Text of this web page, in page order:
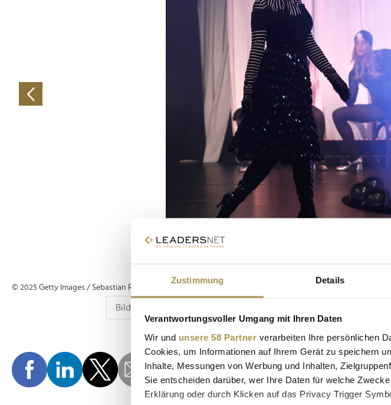
Zustimmung Details
Verantwortungsvoller Umgang mit Ihren Daten
Wir und unsere 58 Partner verarbeiten Ihre persönlichen
Cookies, um Informationen auf Ihrem Gerät zu speichern
Inhalte, Messungen von Werbung und Inhalten,
Sie entscheiden darüber, wer Ihre Daten für welche
Erklärung oder durch Klicken auf das Privacy Trigger
© 2025 Getty Images / Sebastian Reuter www.reuterphotography.com;